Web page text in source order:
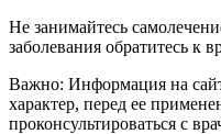
Не занимайтесь
заболевания обратитесь к
Важно: Информация на
характер, перед ее
проконсультироваться с